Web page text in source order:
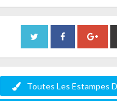
Toutes Les Estampes